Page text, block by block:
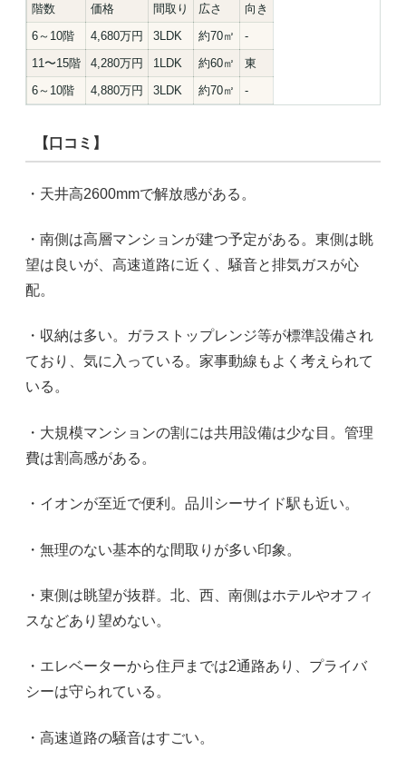
階数 価格 間取り 広さ
向き
6～10階
4,680万円 3LDK 約70㎡
-
11〜15階
4,280万円 1LDK 約60㎡
東
6～10階
4,880万円 3LDK 約70㎡ -
【口コミ】
・天井高2600mmで解放感がある。
・南側は高層マンションが建つ予定がある。東側は眺
望は良いが、高速道路に近く、騒音と排気ガスが心
配。
・収納は多い。ガラストップレンジ等が標準設備され
ており、気に入っている。家事動線もよく考えられて
いる。
・大規模マンションの割には共用設備は少な目。管理
費は割高感がある。
・イオンが至近で便利。品川シーサイド駅も近い。
・無理のない基本的な間取りが多い印象。
・東側は眺望が抜群。北、西、南側はホテルやオフィ
スなどあり望めない。
・エレベーターから住戸までは2通路あり、プライバ
シーは守られている。
・高速道路の騒音はすごい。